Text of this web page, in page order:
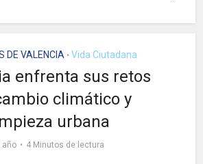
DE VALENCIA • Vida Ciutadana
enfrenta sus retos
climático y
urbana
año 4 Minutos de lectura